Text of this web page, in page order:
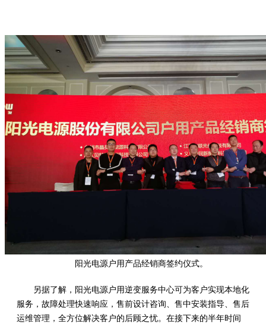
阳光电源户用产品经销商签约仪式。
另据了解，阳光电源户用逆变服务中心可为客户实现本地化
服务，故障处理快速响应，售前设计咨询、售中安装指导、售后
运维管理，全方位解决客户的后顾之忧。在接下来的半年时间